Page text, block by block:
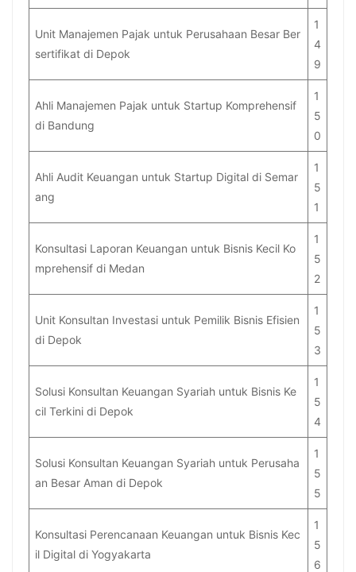
Unit Manajemen Pajak untuk Perusahaan Besar Ber
sertifikat di Depok
1
4
9
Ahli Manajemen Pajak untuk Startup Komprehensif
di Bandung
1
5
0
Ahli Audit Keuangan untuk Startup Digital di Semar
ang
1
5
1
Konsultasi Laporan Keuangan untuk Bisnis Kecil Ko
mprehensif di Medan
1
5
2
Unit Konsultan Investasi untuk Pemilik Bisnis Efisien
di Depok
1
5
3
Solusi Konsultan Keuangan Syariah untuk Bisnis Ke
cil Terkini di Depok
1
5
4
Solusi Konsultan Keuangan Syariah untuk Perusaha
an Besar Aman di Depok
1
5
5
Konsultasi Perencanaan Keuangan untuk Bisnis Kec
il Digital di Yogyakarta
1
5
6